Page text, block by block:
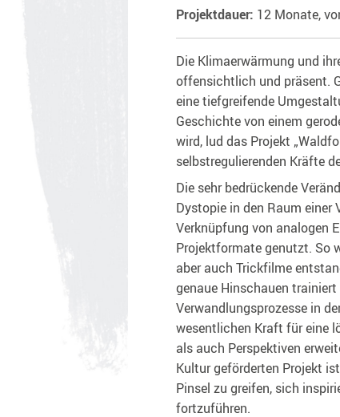
Projektdauer: 12 Monate,
Die Klimaerwärmung und
offensichtlich und präsent.
eine tiefgreifende
Geschichte von einem
wird, lud das Projekt
selbstregulierenden Kräfte
Die sehr bedrückende
Dystopie in den Raum
Verknüpfung von analogen
Projektformate genutzt. So
aber auch Trickfilme
genaue Hinschauen
Verwandlungsprozesse in
wesentlichen Kraft für eine
als auch Perspektiven
Kultur geförderten Projekt
Pinsel zu greifen, sich
fortzuführen.